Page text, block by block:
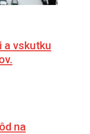
a vskutku
na